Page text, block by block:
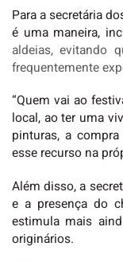
Para a secretária
é uma maneira,
aldeias, evitando
frequentemente
“Quem vai ao
local, ao ter uma
pinturas, a
esse recurso na
Além disso, a
e a presença do
estimula mais
originários.